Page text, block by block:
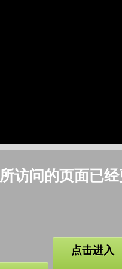
访问的页面已
点击进入